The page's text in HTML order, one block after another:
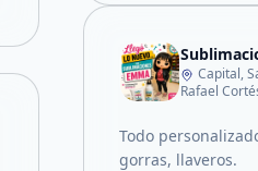
Capital,
Rafael
Todo
gorras, llaveros.